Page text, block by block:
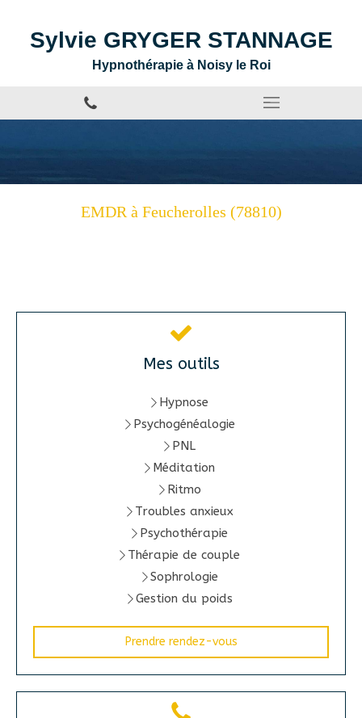
Sylvie GRYGER STANNAGE
Hypnothérapie à Noisy le Roi
EMDR à Feucherolles (78810)
Mes outils
Hypnose
Psychogénéalogie
PNL
Méditation
Ritmo
Troubles anxieux
Psychothérapie
Thérapie de couple
Sophrologie
Gestion du poids
Prendre rendez-vous